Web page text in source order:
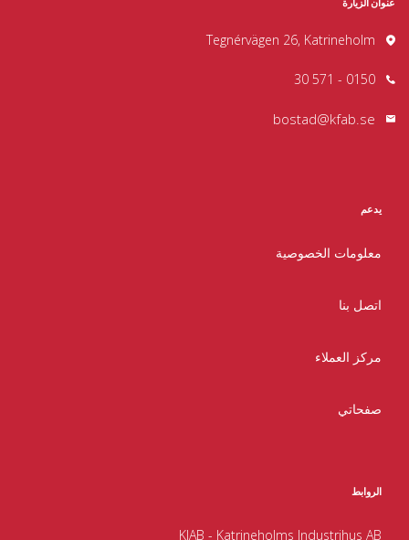
Tegnérvägen 26, Katrineholm
0150 - 571 30
bostad@kfab.se
يدعم
معلومات الخصوصية
اتصل بنا
مركز العملاء
صفحاتي
الروابط
KIAB - Katrineholms Industrihus AB